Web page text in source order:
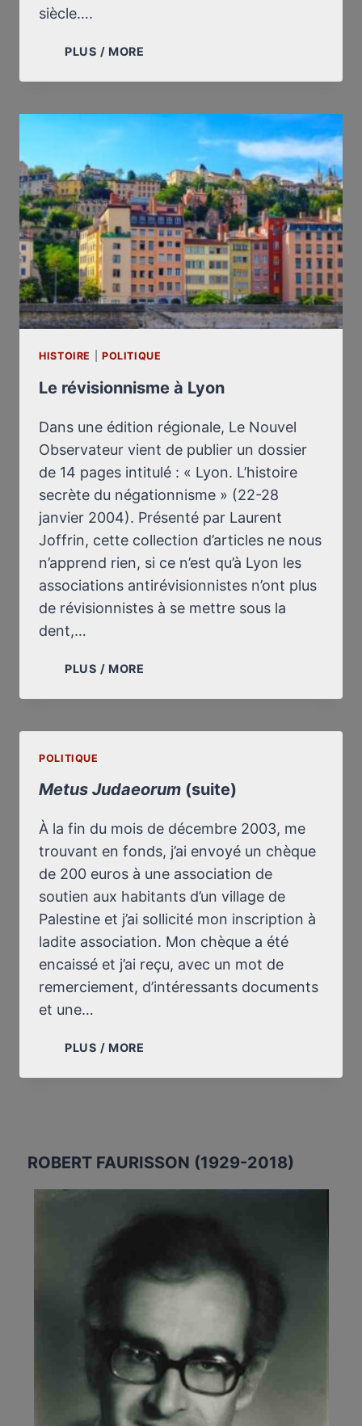
siècle….
PLUS / MORE
SOIR,
UNE
AÉRIENNE
D’AUSCHWITZ
HISTOIRE POLITIQUE
Le révisionnisme à Lyon
Dans une édition régionale, Le Nouvel
Observateur vient de publier un dossier
de 14 pages intitulé : « Lyon. L’histoire
secrète du négationnisme » (22-28
janvier 2004). Présenté par Laurent
Joffrin, cette collection d’articles ne nous
n’apprend rien, si ce n’est qu’à Lyon les
associations antirévisionnistes n’ont plus
de révisionnistes à se mettre sous la
dent,…
PLUS / MORE
À
POLITIQUE
Metus Judaeorum (suite)
À la fin du mois de décembre 2003, me
trouvant en fonds, j’ai envoyé un chèque
de 200 euros à une association de
soutien aux habitants d’un village de
Palestine et j’ai sollicité mon inscription à
ladite association. Mon chèque a été
encaissé et j’ai reçu, avec un mot de
remerciement, d’intéressants documents
et une…
PLUS / MORE
(SUITE)
ROBERT FAURISSON (1929-2018)